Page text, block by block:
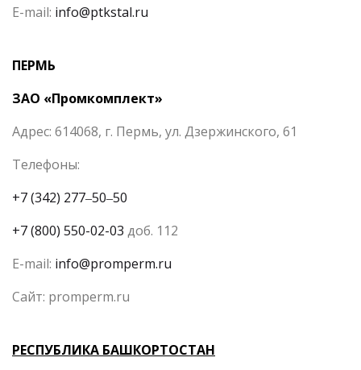
E-mail: info@ptkstal.ru
ПЕРМЬ
ЗАО «Промкомплект»
Адрес: 614068, г. Пермь, ул. Дзержинского, 61
Телефоны:
+7 (342) 277‒50‒50
+7 (800) 550-02-03 доб. 112
E-mail: info@promperm.ru
Сайт: promperm.ru
РЕСПУБЛИКА БАШКОРТОСТАН